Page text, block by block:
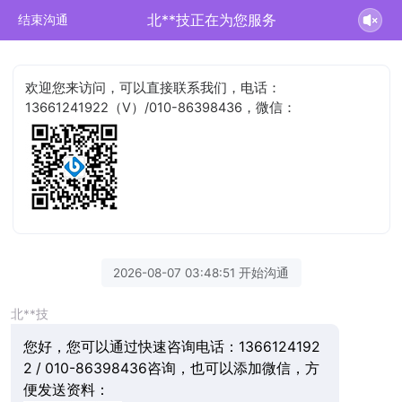
结束沟通 北**技正在为您服务
欢迎您来访问，可以直接联系我们，电话：
13661241922（V）/010-86398436，微信：
2026-08-07 03:48:51 开始沟通
北**技
您好，您可以通过快速咨询电话：1366124192
2 / 010-86398436咨询，也可以添加微信，方
便发送资料：